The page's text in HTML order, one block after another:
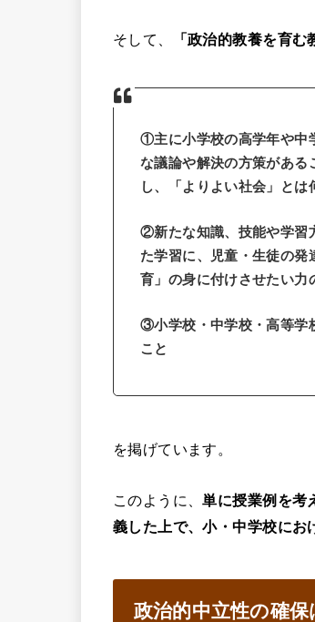
そして、 「政治的教養を育
①主に小学校の高学年や中
な議論や解決の方策がある
し、「よりよい社会」とは
②新たな知識、技能や学習
た学習に、児童・生徒の
育」の身に付けさせたい力
③小学校・中学校・高等学
こと
を掲げています。
このように、単に授業例を考
義した上で、小・中学校にお
政治的中立性の確